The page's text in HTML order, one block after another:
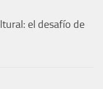
el desafío de